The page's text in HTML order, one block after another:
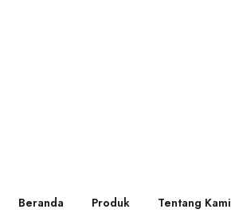
Beranda Produk Tentang Kami